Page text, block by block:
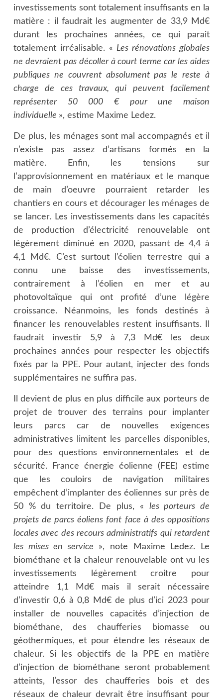
investissements sont totalement insuffisants en la
matière : il faudrait les augmenter de 33,9 Md€
durant les prochaines années, ce qui parait
totalement irréalisable. « Les rénovations globales
ne devraient pas décoller à court terme car les aides
publiques ne couvrent absolument pas le reste à
charge de ces travaux, qui peuvent facilement
représenter 50 000 € pour une maison
individuelle », estime Maxime Ledez.
De plus, les ménages sont mal accompagnés et il
n’existe pas assez d’artisans formés en la
matière. Enfin, les tensions sur
l’approvisionnement en matériaux et le manque
de main d’oeuvre pourraient retarder les
chantiers en cours et décourager les ménages de
se lancer. Les investissements dans les capacités
de production d’électricité renouvelable ont
légèrement diminué en 2020, passant de 4,4 à
4,1 Md€. C’est surtout l’éolien terrestre qui a
connu une baisse des investissements,
contrairement à l’éolien en mer et au
photovoltaïque qui ont profité d’une légère
croissance. Néanmoins, les fonds destinés à
financer les renouvelables restent insuffisants. Il
faudrait investir 5,9 à 7,3 Md€ les deux
prochaines années pour respecter les objectifs
fixés par la PPE. Pour autant, injecter des fonds
supplémentaires ne suffira pas.
Il devient de plus en plus difficile aux porteurs de
projet de trouver des terrains pour implanter
leurs parcs car de nouvelles exigences
administratives limitent les parcelles disponibles,
pour des questions environnementales et de
sécurité. France énergie éolienne (FEE) estime
que les couloirs de navigation militaires
empêchent d’implanter des éoliennes sur près de
50 % du territoire. De plus, « les porteurs de
projets de parcs éoliens font face à des oppositions
locales avec des recours administratifs qui retardent
les mises en service », note Maxime Ledez. Le
biométhane et la chaleur renouvelable ont vu les
investissements légèrement croitre pour
atteindre 1,1 Md€ mais il serait nécessaire
d’investir 0,6 à 0,8 Md€ de plus d’ici 2023 pour
installer de nouvelles capacités d’injection de
biométhane, des chaufferies biomasse ou
géothermiques, et pour étendre les réseaux de
chaleur. Si les objectifs de la PPE en matière
d’injection de biométhane seront probablement
atteints, l’essor des chaufferies bois et des
réseaux de chaleur devrait être insuffisant pour